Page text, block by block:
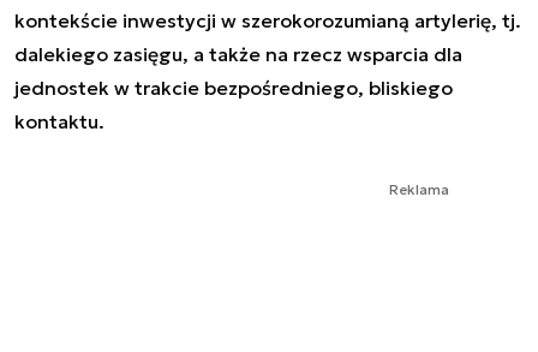
kontekście inwestycji w szerokorozumianą artylerię, tj.
dalekiego zasięgu, a także na rzecz wsparcia dla
jednostek w trakcie bezpośredniego, bliskiego
kontaktu.
Reklama